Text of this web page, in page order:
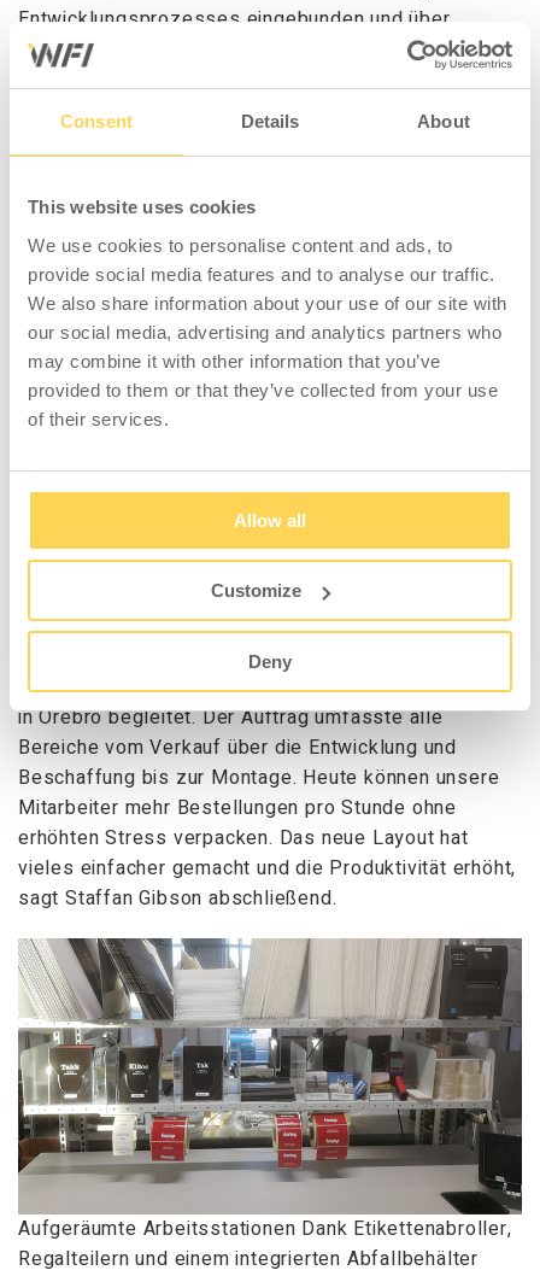
Consent Details About
This website uses cookies
We use cookies to personalise content and ads, to
provide social media features and to analyse our traffic.
We also share information about your use of our site with
our social media, advertising and analytics partners who
may combine it with other information that you’ve
provided to them or that they’ve collected from your use
of their services.
Allow all
Customize
Deny
Entwicklungsprozesses eingebunden und über
notwendige Anpassungen sofort informiert.
Das Layout hat es einfacher gemacht
Vor dem Einbau der neuen Packstationen war die
Versandfläche beengt, und es bestand ein akuter
Bedarf nach einer Neustrukturierung in Abhängigkeit
davon, ob ein Endkunde oder eine Dormy-Filiale
gab viel Unklarheit darüber, wie der Arbeitsfluss
neuen Prozess mit den Arbeitsplatzlösungen von WFI
konnten wir eine höhere Effizienz und deutliche
Verringerung der Komplexität erreichen.
WFI hat das Projekt vom ersten Entwurf bis zur
Montage der Arbeitsstationen in Dormys Zentrallager
in Örebro begleitet. Der Auftrag umfasste alle
Bereiche vom Verkauf über die Entwicklung und
Beschaffung bis zur Montage. Heute können unsere
Mitarbeiter mehr Bestellungen pro Stunde ohne
erhöhten Stress verpacken. Das neue Layout hat
vieles einfacher gemacht und die Produktivität erhöht,
sagt Staffan Gibson abschließend.
Aufgeräumte Arbeitsstationen Dank Etikettenabroller,
Regalteilern und einem integrierten Abfallbehälter